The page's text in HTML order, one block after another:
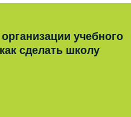
учебного
сделать школу